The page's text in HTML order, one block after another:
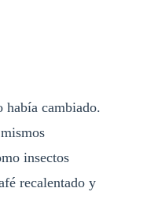
cambiado.
insectos
recalentado y